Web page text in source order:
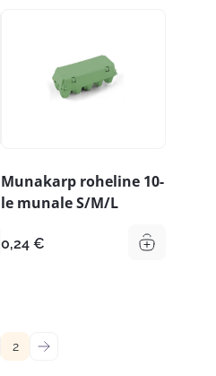
Munakarp roheline 10-
le munale S/M/L
0,24 €
2 →